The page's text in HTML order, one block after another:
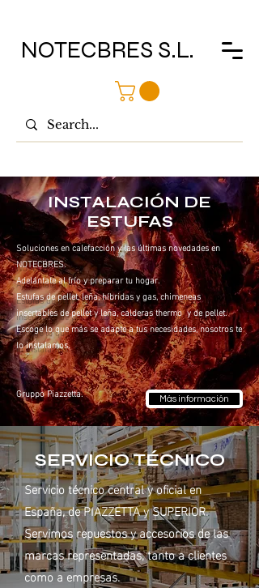
NOTECBRES S.L.
INSTALACIÓN DE
ESTUFAS
Soluciones en calefacción y las últimas novedades en
NOTECBRES.
Adelántate al frío y preparar tu hogar.
Estufas de pellet, leña, híbridas y gas, chimeneas
insertables de pellet y leña, calderas thermo y de pellet.
Escoge lo que más se adapte a tus necesidades, nosotros te
lo instalamos.
Gruppo Piazzetta. Más información
SERVICIO TÉCNICO
Servicio técnico central y oficial en
España, de PIAZZETTA y SUPERIOR.
Servimos repuestos y accesorios de las
marcas representadas, tanto a clientes
como a empresas.